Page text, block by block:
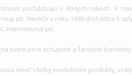
prichádzajú v 90-tych rokoch. V
plc. Neskôr v roku 1999 dochádza k
International plc.
na svete prvé ochutené a farebné
niesť všetky medicínske produkty,